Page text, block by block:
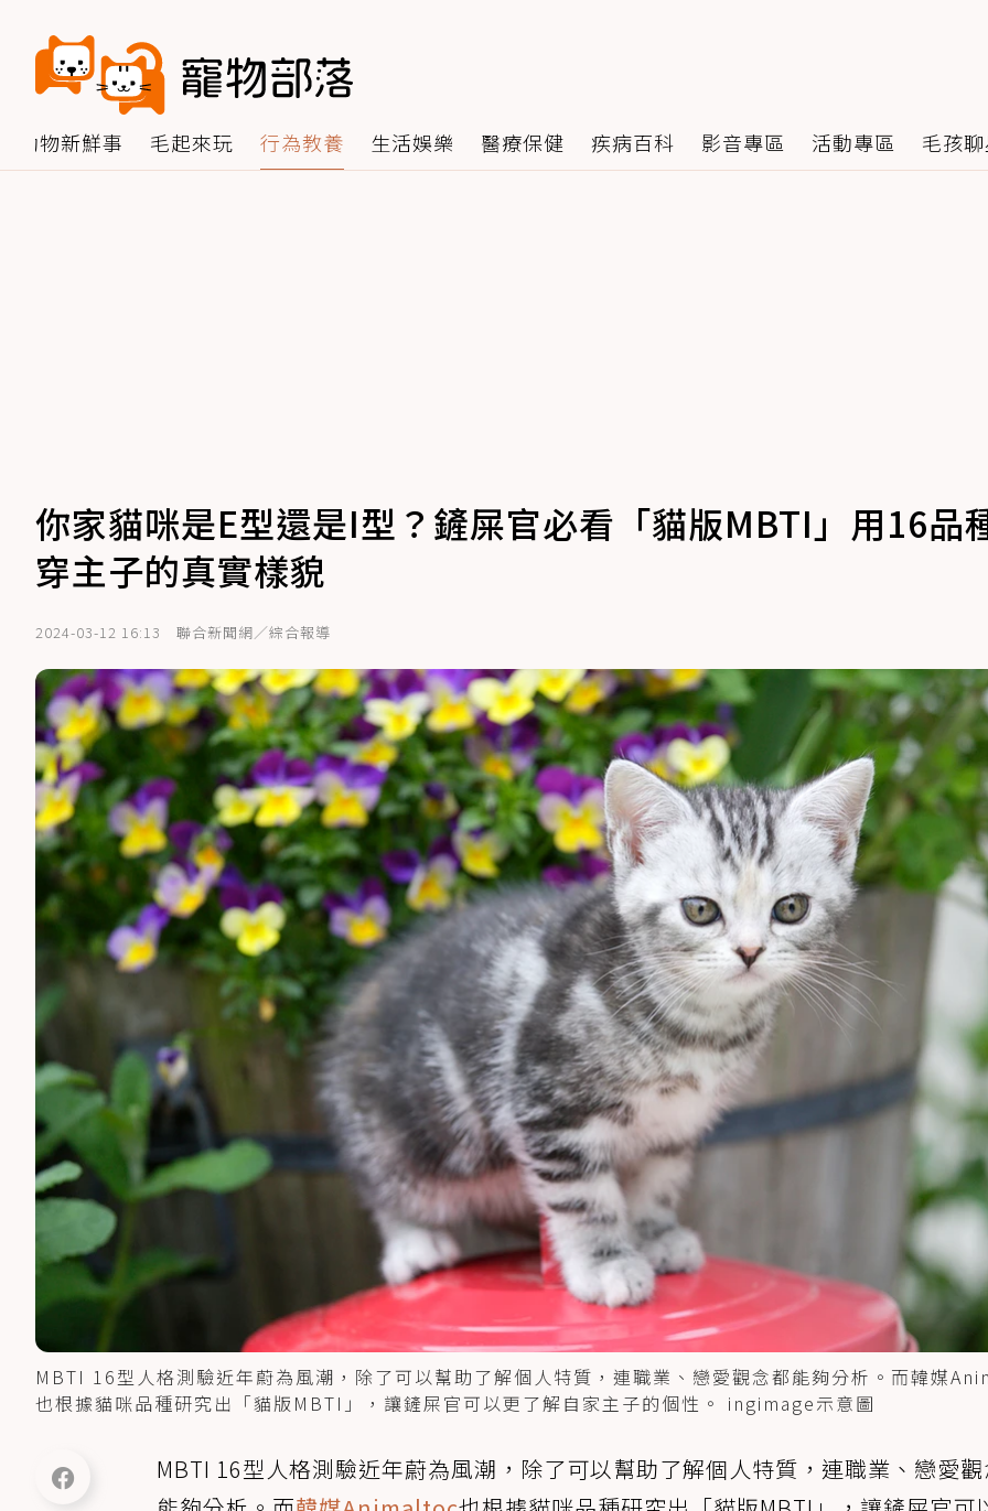
動物新鮮事 毛起來玩 行為教養 生活娛樂 醫療保健 疾病百科 影音專區 活動專區 毛孩
你家貓咪是E型還是I型？鏟屎官必看「貓版MBTI」用16品
穿主子的真實樣貌
2024-03-12 16:13 聯合新聞網／綜合報導
MBTI 16型人格測驗近年蔚為風潮，除了可以幫助了解個人特質，連職業、戀愛觀念都能夠分析。而韓媒
也根據貓咪品種研究出「貓版MBTI」，讓鏟屎官可以更了解自家主子的個性。 ingimage示意圖
MBTI 16型人格測驗近年蔚為風潮，除了可以幫助了解個人特質，連職業、戀愛